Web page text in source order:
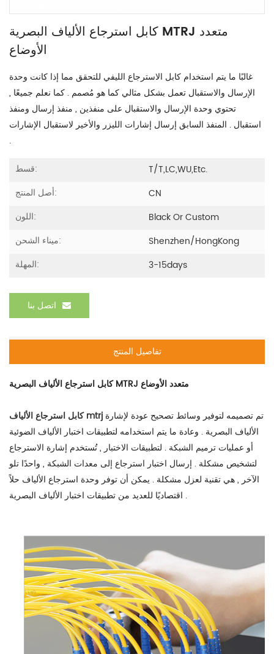
كابل استرجاع الألياف البصرية MTRJ متعدد
الأوضاع
غالبًا ما يتم استخدام كابل الاسترجاع الليفي للتحقق مما إذا كانت وحدة
الإرسال والاستقبال تعمل بشكل مثالي كما هو مُصمم . كما نعلم جميعًا ,
تحتوي وحدة الإرسال والاستقبال على منفذين , منفذ إرسال ومنفذ
استقبال . المنفذ السابق إرسال إشارات الليزر والأخير لاستقبال الإشارات
.
قسط:
T/T,LC,WU,etc.
أصل المنتج:
CN
اللون:
Black Or Custom
ميناء الشحن:
Shenzhen/HongKong
المهلة:
3-15days
اتصل بنا
تفاصيل المنتج
كابل استرجاع الألياف البصرية MTRJ متعدد الأوضاع
كابل استرجاع الألياف mtrj
الألياف البصرية . وعادة ما يتم استخدامه لتطبيقات اختبار الألياف الضوئية
أو عمليات ترميم الشبكة . لتطبيقات الاختبار , تُستخدم إشارة الاسترجاع
لتشخيص مشكلة . إرسال اختبار استرجاع إلى معدات الشبكة , واحدًا تلو
الآخر , هي تقنية لعزل مشكلة . يمكن أن توفر وحدة استرجاع الألياف حلاً
اقتصاديًا للعديد من تطبيقات اختبار الألياف البصرية .